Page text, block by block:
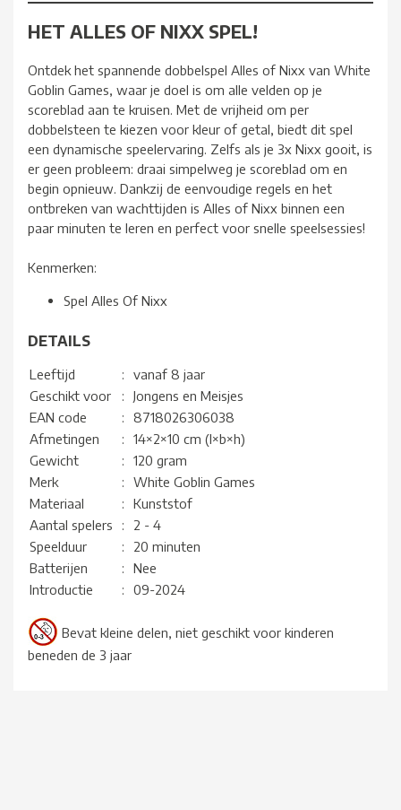
HET ALLES OF NIXX SPEL!
Ontdek het spannende dobbelspel Alles of Nixx van White
Goblin Games, waar je doel is om alle velden op je
scoreblad aan te kruisen. Met de vrijheid om per
dobbelsteen te kiezen voor kleur of getal, biedt dit spel
een dynamische speelervaring. Zelfs als je 3x Nixx gooit, is
er geen probleem: draai simpelweg je scoreblad om en
begin opnieuw. Dankzij de eenvoudige regels en het
ontbreken van wachttijden is Alles of Nixx binnen een
paar minuten te leren en perfect voor snelle speelsessies!
Kenmerken:
Spel Alles Of Nixx
DETAILS
Leeftijd :
vanaf 8 jaar
Geschikt voor
:
Jongens en Meisjes
EAN code
:
8718026306038
Afmetingen
:
14×2×10 cm (l×b×h)
Gewicht
:
120 gram
Merk
:
White Goblin Games
Materiaal
:
Kunststof
Aantal spelers
:
2 - 4
Speelduur
:
20 minuten
Batterijen
:
Nee
Introductie
: 09-2024
Bevat kleine delen, niet geschikt voor kinderen
beneden de 3 jaar